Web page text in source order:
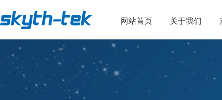
网站首页 关于我们